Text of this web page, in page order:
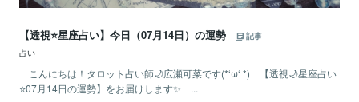
【透視⭐️星座占い】今日（07月14日）の運勢
記事
占い
こんにちは！タロット占い師🌙広瀬可菜です(*‘ω‘ *) 【透視🌙星座占い
⭐07月14日の運勢】をお届けします✨ ...